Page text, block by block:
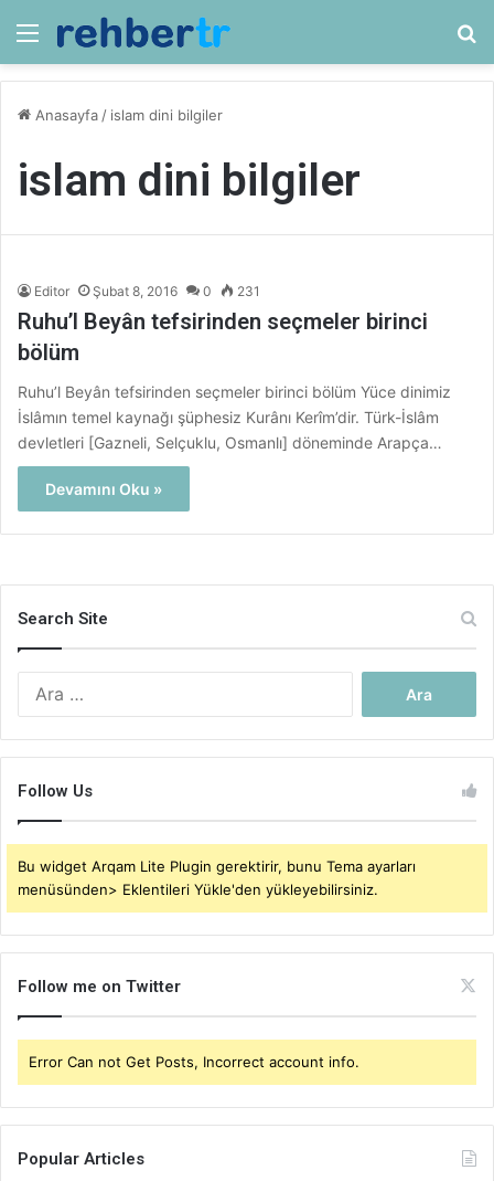
Menü
Anasayfa / islam dini bilgiler
islam dini bilgiler
Editor Şubat 8, 2016 0 231
Ruhu’l Beyân tefsirinden seçmeler birinci
bölüm
Ruhu’l Beyân tefsirinden seçmeler birinci bölüm Yüce dinimiz
İslâmın temel kaynağı şüphesiz Kurânı Kerîm’dir. Türk-İslâm
devletleri [Gazneli, Selçuklu, Osmanlı] döneminde Arapça…
Devamını Oku »
Search Site
Follow Us
Bu widget Arqam Lite Plugin gerektirir, bunu Tema ayarları
menüsünden> Eklentileri Yükle'den yükleyebilirsiniz.
Follow me on Twitter
Error Can not Get Posts, Incorrect account info.
Popular Articles